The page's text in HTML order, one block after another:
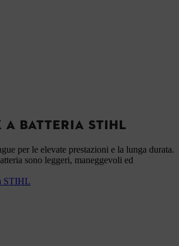
A BATTERIA STIHL
per le elevate prestazioni e la lunga durata.
sono leggeri, maneggevoli ed
STIHL